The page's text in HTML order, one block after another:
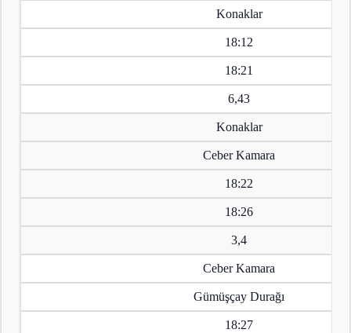
Konaklar
18:12
18:21
6,43
Konaklar
Ceber Kamara
18:22
18:26
3,4
Ceber Kamara
Gümüşçay Durağı
18:27